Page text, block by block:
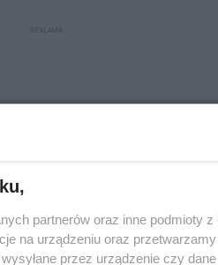
partnerów oraz inne podmioty
na urządzeniu oraz
przez urządzenie czy